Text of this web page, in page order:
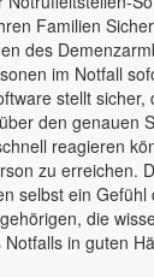
Familien
des
im Notfall
stellt
den genauen
reagieren
zu erreichen.
selbst ein Gefühl
die
Notfalls in guten